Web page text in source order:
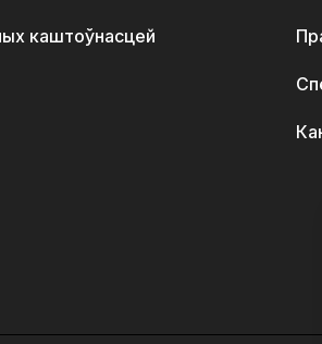
каштоўнасцей